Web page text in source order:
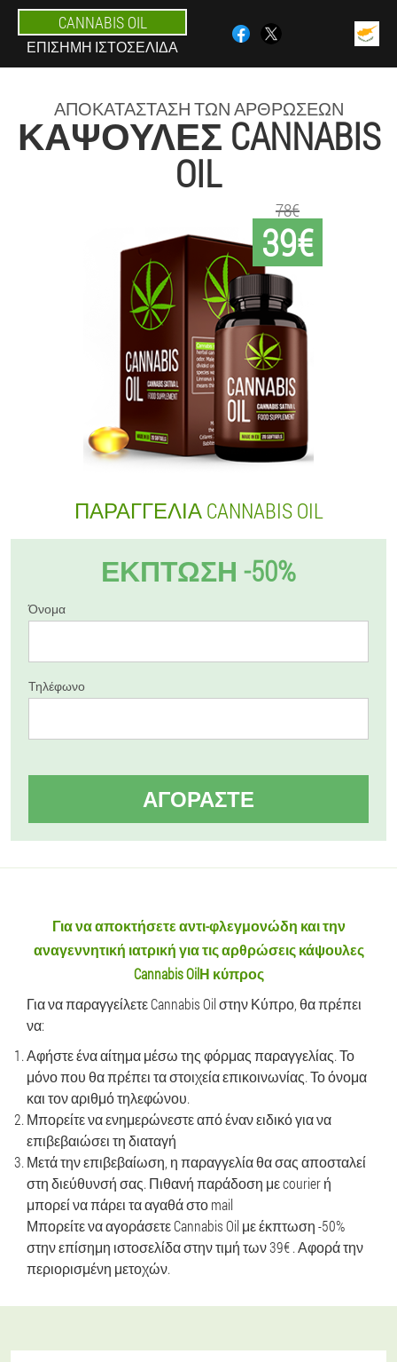
CANNABIS OIL
ΕΠΊΣΗΜΗ ΙΣΤΟΣΕΛΊΔΑ
ΑΠΟΚΑΤΆΣΤΑΣΗ ΤΩΝ ΑΡΘΡΏΣΕΩΝ
ΚΆΨΟΥΛΕΣ CANNABIS
OIL
39€
78€
ΠΑΡΑΓΓΕΛΊΑ CANNABIS OIL
ΈΚΠΤΩΣΗ -50%
Όνομα
Τηλέφωνο
ΑΓΟΡΆΣΤΕ
Για να αποκτήσετε αντι-φλεγμονώδη και την
αναγεννητική ιατρική για τις αρθρώσεις κάψουλες
Cannabis OilΗ κύπρος
Για να παραγγείλετε Cannabis Oil στην Κύπρο, θα πρέπει
να:
Αφήστε ένα αίτημα μέσω της φόρμας παραγγελίας. Το
μόνο που θα πρέπει τα στοιχεία επικοινωνίας. Το όνομα
και τον αριθμό τηλεφώνου.
Μπορείτε να ενημερώνεστε από έναν ειδικό για να
επιβεβαιώσει τη διαταγή
Μετά την επιβεβαίωση, η παραγγελία θα σας αποσταλεί
στη διεύθυνσή σας. Πιθανή παράδοση με courier ή
μπορεί να πάρει τα αγαθά στο mail
Μπορείτε να αγοράσετε Cannabis Oil με έκπτωση -50%
στην επίσημη ιστοσελίδα στην τιμή των 39€ . Αφορά την
περιορισμένη μετοχών.